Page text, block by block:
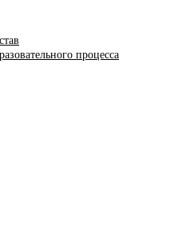
процесса